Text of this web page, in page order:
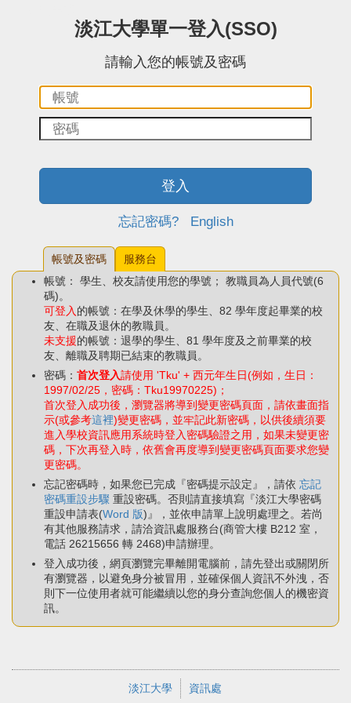
淡江大學單一登入(SSO)
請輸入您的帳號及密碼
碼：
登入
忘記密碼? English
帳號及密碼
服務台
帳號： 學生、校友請使用您的學號； 教職員為人員代號(6
碼)。
可登入 的帳號：在學及休學的學生、82 學年度起畢業的校
友、在職及退休的教職員。
未支援的帳號：退學的學生、81 學年度及之前畢業的校
友、離職及聘期已結束的教職員。
密碼： 首次登入請使用 'Tku' + 西元年生日(例如，生日：
1997/02/25，密碼：Tku19970225)；
首次登入成功後，瀏覽器將導到變更密碼頁面，請依畫面指
示(或參考這裡)變更密碼，並牢記此新密碼，以供後續須要
進入學校資訊應用系統時登入密碼驗證之用，如果未變更密
碼，下次再登入時，依舊會再度導到變更密碼頁面要求您變
更密碼。
忘記密碼時，如果您已完成『密碼提示設定』，請依 忘記
密碼重設步驟 重設密碼。否則請直接填寫『淡江大學密碼
重設申請表(Word 版)』，並依申請單上說明處理之。若尚
有其他服務請求，請洽資訊處服務台(商管大樓 B212 室，
電話 26215656 轉 2468)申請辦理。
登入成功後，網頁瀏覽完畢離開電腦前，請先登出或關閉所
有瀏覽器，以避免身分被冒用，並確保個人資訊不外洩，否
則下一位使用者就可能繼續以您的身分查詢您個人的機密資
訊。
淡江大學 資訊處